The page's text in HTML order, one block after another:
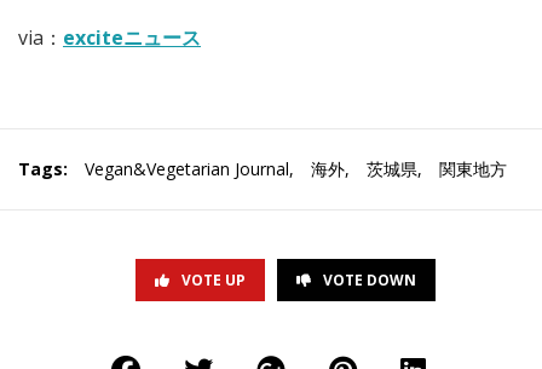
via： exciteニュース
Tags: Vegan&Vegetarian Journal, 海外, 茨城県, 関東地方
VOTE UP VOTE DOWN